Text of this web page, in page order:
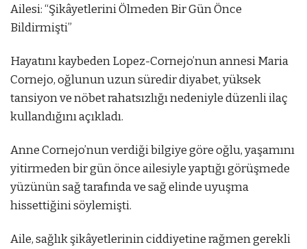
Ailesi: “Şikâyetlerini Ölmeden Bir Gün Önce
Bildirmişti”
Hayatını kaybeden Lopez-Cornejo’nun annesi Maria
Cornejo, oğlunun uzun süredir diyabet, yüksek
tansiyon ve nöbet rahatsızlığı nedeniyle düzenli ilaç
kullandığını açıkladı.
Anne Cornejo’nun verdiği bilgiye göre oğlu, yaşamını
yitirmeden bir gün önce ailesiyle yaptığı görüşmede
yüzünün sağ tarafında ve sağ elinde uyuşma
hissettiğini söylemişti.
Aile, sağlık şikâyetlerinin ciddiyetine rağmen gerekli